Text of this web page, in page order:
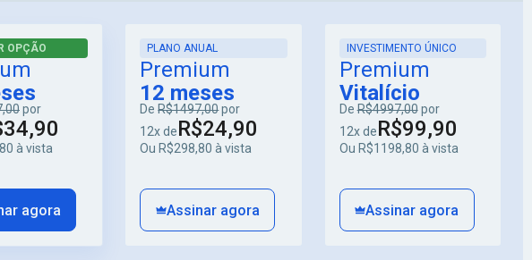
OPÇÃO
por
à vista
agora
PLANO ANUAL
Premium
12 meses
DeR$1497,00por
12x deR$24,90
Ou R$298,80 à vista
Assinar agora
INVESTIMENTO ÚNICO
Premium
Vitalício
DeR$4997,00por
12x deR$99,90
Ou R$1198,80 à vista
Assinar agora